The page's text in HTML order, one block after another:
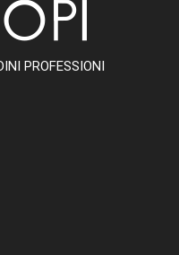
PROFESSIONI